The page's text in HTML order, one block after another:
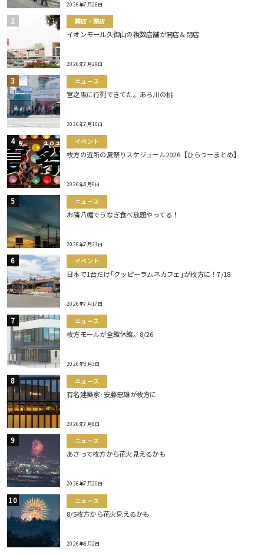
2026年7月26日
開店・閉店
イオンモール久御山の複数店舗が開店＆閉店
2026年7月29日
ニュース
宮之阪に行列できてた。あら川の桃
2026年7月10日
イベント
枚方の近所の夏祭りスケジュール2026【ひらつーまとめ】
2026年8月6日
ニュース
お隣八幡でうなぎ食べ放題やってる！
2026年7月23日
イベント
日本で1台だけ｢クッピーラムネカフェ｣が枚方に！7/18
2026年7月17日
ニュース
枚方モールが全館休館。8/26
2026年8月3日
ニュース
有名建築家･安藤忠雄が枚方に
2026年7月8日
ニュース
あさって枚方から花火見えるかも
2026年7月20日
ニュース
8/5枚方から花火見えるかも
2026年8月2日